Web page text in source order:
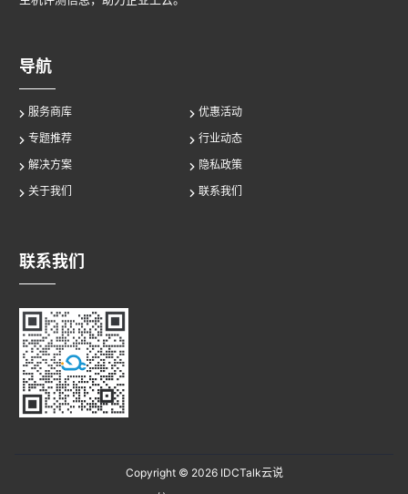
导航
服务商库
优惠活动
专题推荐
行业动态
解决方案
隐私政策
关于我们
联系我们
联系我们
Copyright © 2026IDCTalk云说